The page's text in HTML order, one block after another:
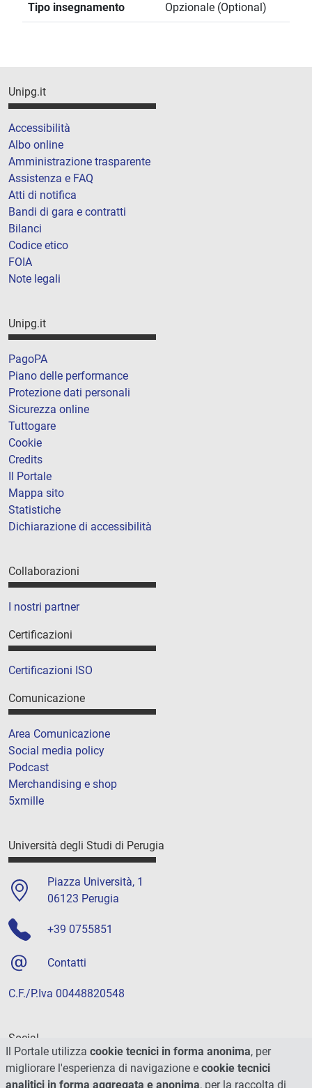
Tipo insegnamento Opzionale (Optional)
Unipg.it
Accessibilità
Albo online
Amministrazione trasparente
Assistenza e FAQ
Atti di notifica
Bandi di gara e contratti
Bilanci
Codice etico
FOIA
Note legali
Unipg.it
PagoPA
Piano delle performance
Protezione dati personali
Sicurezza online
Tuttogare
Cookie
Credits
Il Portale
Mappa sito
Statistiche
Dichiarazione di accessibilità
Collaborazioni
I nostri partner
Certificazioni
Certificazioni ISO
Comunicazione
Area Comunicazione
Social media policy
Podcast
Merchandising e shop
5xmille
Università degli Studi di Perugia
Piazza Università, 1
06123 Perugia
+39 0755851
Contatti
C.F./P.Iva 00448820548
Social
Il Portale utilizza cookie tecnici in forma anonima, per
migliorare l'esperienza di navigazione e cookie tecnici
analitici in forma aggregata e anonima, per la raccolta di